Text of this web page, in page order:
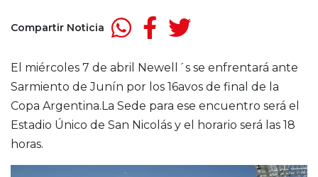
Compartir Noticia
El miércoles 7 de abril Newell´s se enfrentará ante
Sarmiento de Junín por los 16avos de final de la
Copa Argentina.La Sede para ese encuentro será el
Estadio Único de San Nicolás y el horario será las 18
horas.